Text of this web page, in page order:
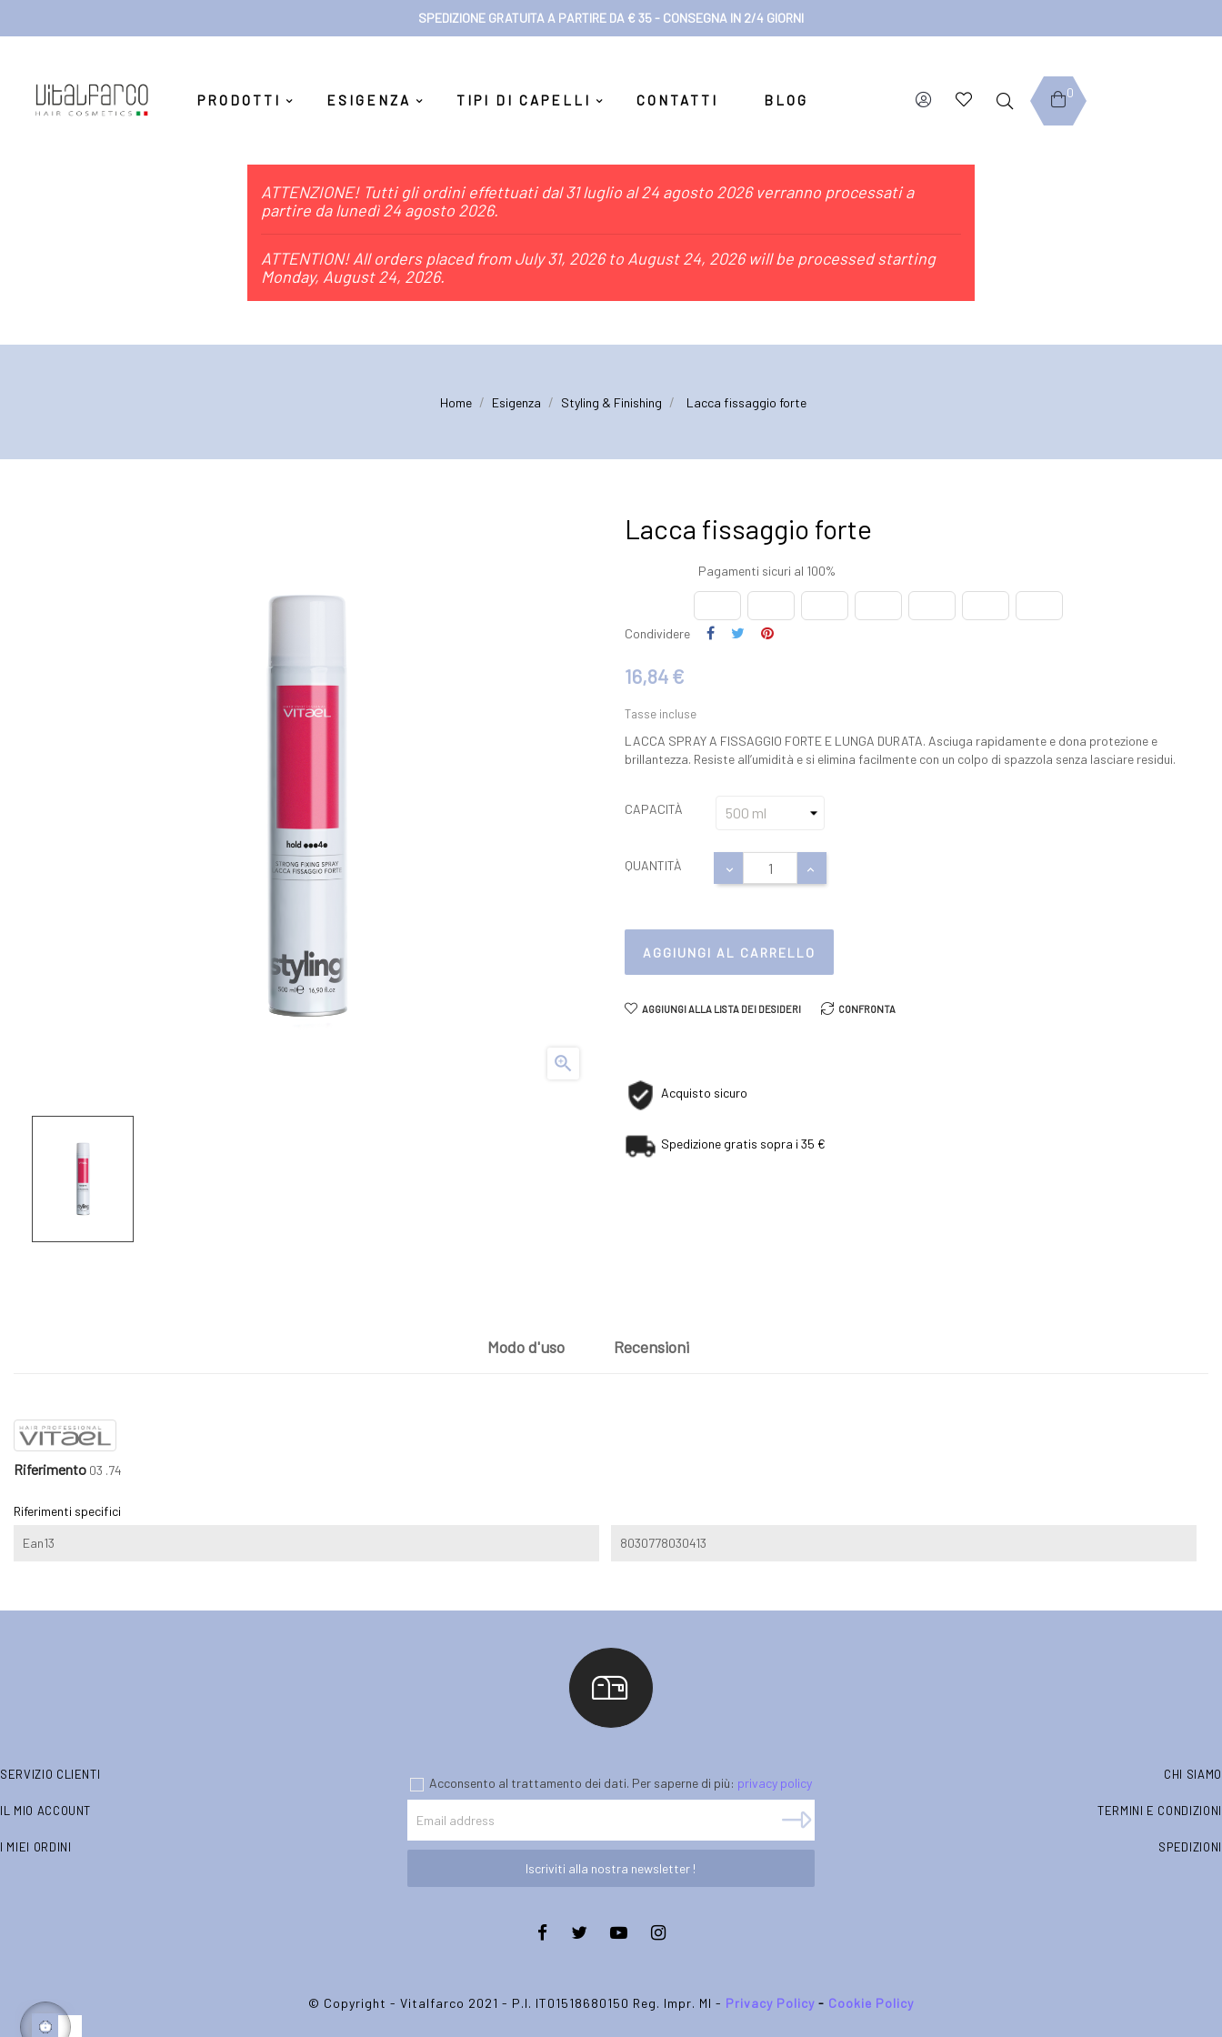
SPEDIZIONE GRATUITA A PARTIRE DA € 35 - CONSEGNA IN 2/4 GIORNI
PRODOTTI ESIGENZA TIPI DI CAPELLI CONTATTI BLOG 0
ATTENZIONE! Tutti gli ordini effettuati dal 31 luglio al 24 agosto 2026 verranno processati a
partire da lunedì 24 agosto 2026.
ATTENTION! All orders placed from July 31, 2026 to August 24, 2026 will be processed starting
Monday, August 24, 2026.
Home Esigenza Styling & Finishing Lacca fissaggio forte

Lacca fissaggio forte
Pagamenti sicuri al 100%
Condividere
16,84 €
Tasse incluse
LACCA SPRAY A FISSAGGIO FORTE E LUNGA DURATA. Asciuga rapidamente e dona protezione e
brillantezza. Resiste all’umidità e si elimina facilmente con un colpo di spazzola senza lasciare residui.
CAPACITÀ
QUANTITÀ
AGGIUNGI AL CARRELLO
AGGIUNGI ALLA LISTA DEI DESIDERI CONFRONTA
Acquisto sicuro
Spedizione gratis sopra i 35 €
Modo d'uso Recensioni
Riferimento 03 .74
Riferimenti specifici
Ean13 8030778030413
SERVIZIO CLIENTI
IL MIO ACCOUNT
I MIEI ORDINI
Acconsento al trattamento dei dati. Per saperne di più: privacy policy
Iscriviti alla nostra newsletter !
CHI SIAMO
TERMINI E CONDIZIONI
SPEDIZIONI
© Copyright - Vitalfarco 2021 - P.I. IT01518680150 Reg. Impr. MI - Privacy Policy - Cookie Policy